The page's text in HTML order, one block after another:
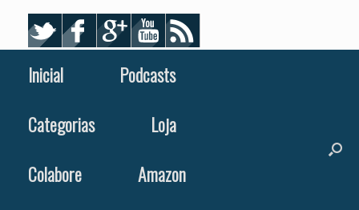
Inicial
Podcasts
Categorias
Loja
Colabore
Amazon